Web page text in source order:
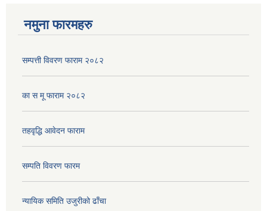
नमुना फारमहरु
सम्पत्ती विवरण फाराम २०८२
का स मू फाराम २०८२
तहवृद्धि आवेदन फाराम
सम्पति विवरण फारम
न्यायिक समिति उजुरीको ढाँचा